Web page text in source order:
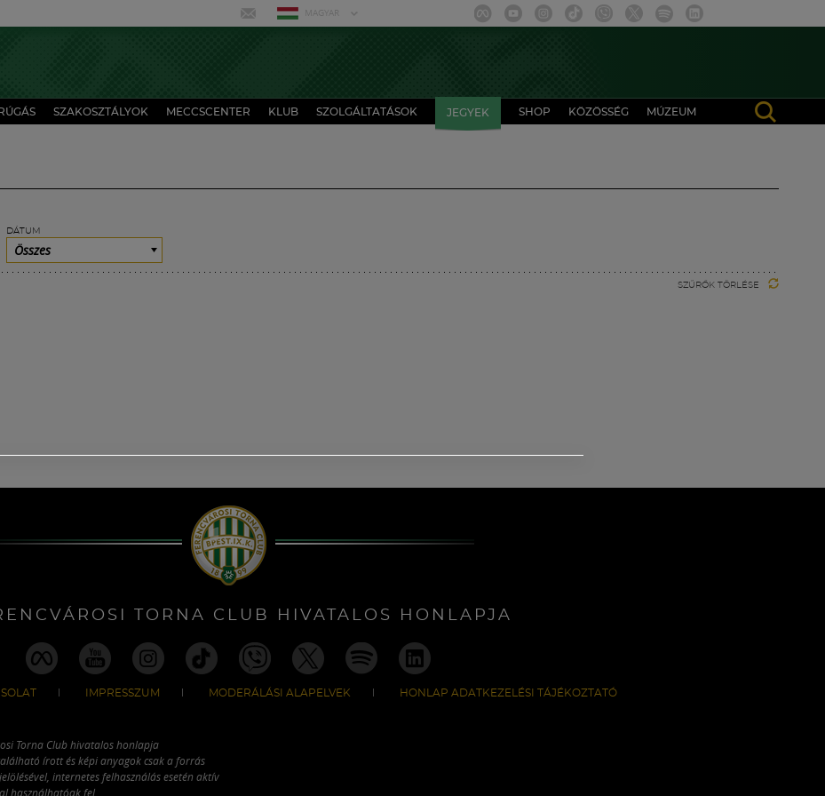
MAGYAR
SZAKOSZTÁLYOK MECCSCENTER KLUB SZOLGÁLTATÁSOK JEGYEK SHOP KÖZÖSSÉG MÚZEUM
DÁTUM
Összes
SZŰRŐK TÖRLÉSE
TORNA CLUB HIVATALOS HONLAPJA
IMPRESSZUM MODERÁLÁSI ALAPELVEK HONLAP ADATKEZELÉSI TÁJÉKOZTATÓ
Torna Club hivatalos honlapja
írott és képi anyagok csak a forrás
internetes felhasználás esetén aktív
használhatóak fel.